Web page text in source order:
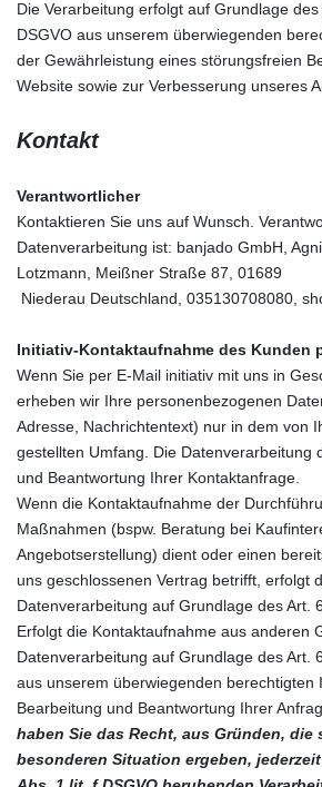
Die Verarbeitung erfolgt auf Grundlage
DSGVO aus unserem überwiegenden
der Gewährleistung eines störungsfreien
Website sowie zur Verbesserung unseres
Kontakt
Verantwortlicher
Kontaktieren Sie uns auf Wunsch.
Datenverarbeitung ist: banjado GmbH,
Lotzmann, Meißner Straße 87, 01689
Niederau Deutschland, 035130708080,
Initiativ-Kontaktaufnahme des Kunden
Wenn Sie per E-Mail initiativ mit uns in
erheben wir Ihre personenbezogenen
Adresse, Nachrichtentext) nur in dem von
gestellten Umfang. Die Datenverarbeitung
und Beantwortung Ihrer Kontaktanfrage.
Wenn die Kontaktaufnahme der
Maßnahmen (bspw. Beratung bei
Angebotserstellung) dient oder einen
uns geschlossenen Vertrag betrifft, erfolgt
Datenverarbeitung auf Grundlage des Art.
Erfolgt die Kontaktaufnahme aus anderen
Datenverarbeitung auf Grundlage des Art.
aus unserem überwiegenden berechtigten
Bearbeitung und Beantwortung Ihrer
haben Sie das Recht, aus Gründen, die
besonderen Situation ergeben,